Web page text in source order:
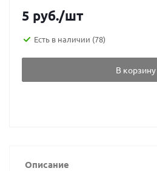
5 руб./шт
Есть в наличии (78)
В корзину
Описание